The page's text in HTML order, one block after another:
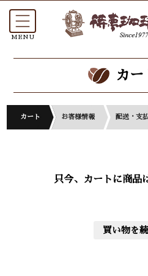
カー
カート お客様情報 配送・支
只今、カートに商品